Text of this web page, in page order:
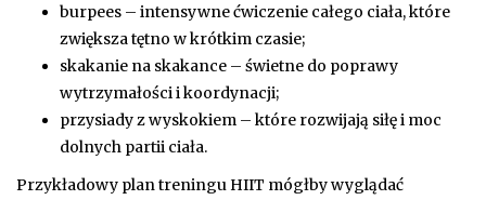
burpees – intensywne ćwiczenie całego ciała, które
zwiększa tętno w krótkim czasie;
skakanie na skakance – świetne do poprawy
wytrzymałości i koordynacji;
przysiady z wyskokiem – które rozwijają siłę i moc
dolnych partii ciała.
Przykładowy plan treningu HIIT mógłby wyglądać